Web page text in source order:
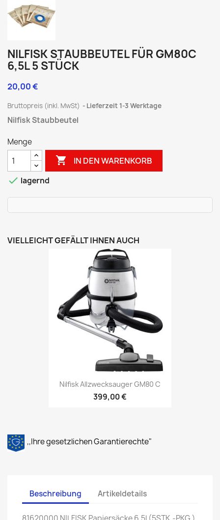
NILFISK STAUBBEUTEL FÜR GM80C
6,5L 5 STÜCK
20,00 €
Bruttopreis (inkl. MwSt) Lieferzeit 1-3 Werktage
Nilfisk Staubbeutel
Menge
 IN DEN WARENKORB
 lagernd
VIELLEICHT GEFÄLLT IHNEN AUCH
Nilfisk Allzwecksauger GM80 C
399,00 €
,,Ihre gesetzlichen Garantierechte"
Beschreibung Artikeldetails